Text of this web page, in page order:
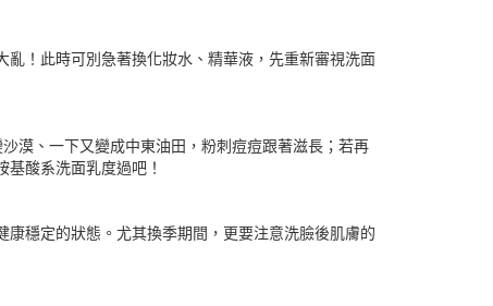
！此時可別急著換化妝水、精華液，先重新審視洗面
漠、一下又變成中東油田，粉刺痘痘跟著滋長；若再
酸系洗面乳度過吧！
穩定的狀態。尤其換季期間，更要注意洗臉後肌膚的